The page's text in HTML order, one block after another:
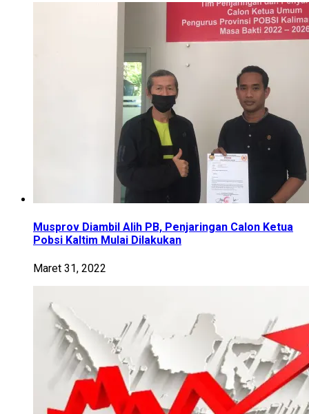
Musprov Diambil Alih PB, Penjaringan Calon Ketua
Pobsi Kaltim Mulai Dilakukan
Maret 31, 2022